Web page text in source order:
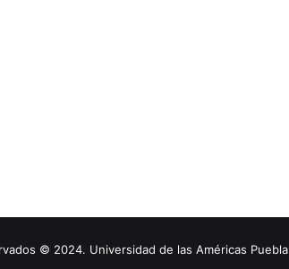
© 2024. Universidad de las Américas